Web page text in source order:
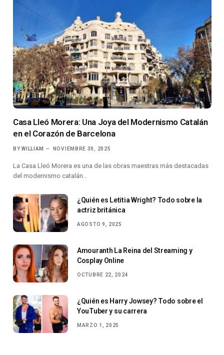
Casa Lleó Morera: Una Joya del Modernismo Catalán
en el Corazón de Barcelona
BY WILLIAM NOVIEMBRE 30, 2025
La Casa Lleó Morera es una de las obras maestras más destacadas
del modernismo catalán…
¿Quién es Letitia Wright? Todo sobre la
actriz británica
AGOSTO 9, 2025
Amouranth La Reina del Streaming y
Cosplay Online
OCTUBRE 22, 2024
¿Quién es Harry Jowsey? Todo sobre el
YouTuber y su carrera
MARZO 1, 2025